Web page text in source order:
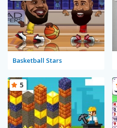
Basketball Stars
5